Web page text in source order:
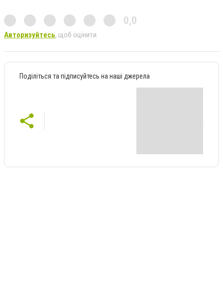
0,0
Авторизуйтесь, щоб оцінити
Поділіться та підписуйтесь на наші джерела